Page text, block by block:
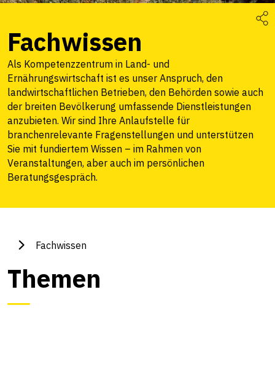
Fachwissen
Als Kompetenzzentrum in Land- und
Ernährungswirtschaft ist es unser Anspruch, den
landwirtschaftlichen Betrieben, den Behörden sowie auch
der breiten Bevölkerung umfassende Dienstleistungen
anzubieten. Wir sind Ihre Anlaufstelle für
branchenrelevante Fragenstellungen und unterstützen
Sie mit fundiertem Wissen – im Rahmen von
Veranstaltungen, aber auch im persönlichen
Beratungsgespräch.
Fachwissen
Themen